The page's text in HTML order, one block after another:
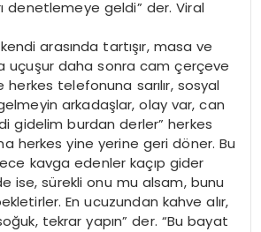
denetlemeye geldi” der. Viral
arasında tartışır, masa ve
uçuşur daha sonra cam çerçeve
herkes telefonuna sarılır, sosyal
arkadaşlar, olay var, can
gidelim burdan derler” herkes
herkes yine yerine geri döner. Bu
kavga edenler kaçıp gider
ise, sürekli onu mu alsam, bunu
En ucuzundan kahve alır,
tekrar yapın” der. “Bu bayat